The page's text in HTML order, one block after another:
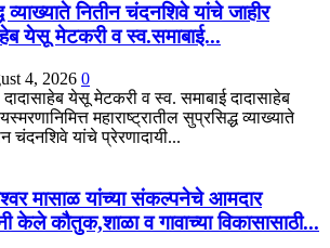
नितीन चंदनशिवे यांचे जाहीर
येसू मेटकरी व स्व.समाबाई...
4, 2026 0
येसू मेटकरी व स्व. समाबाई दादासाहेब
महाराष्ट्रातील सुप्रसिद्ध व्याख्याते
चंदनशिवे यांचे प्रेरणादायी...
मासाळ यांच्या संकल्पनेचे आमदार
केले कौतुक,शाळा व गावाच्या विकासासाठी...